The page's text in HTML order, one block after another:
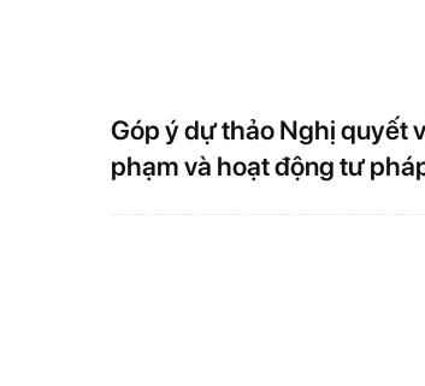
Góp ý dự thảo Nghị quyết
phạm và hoạt động tư